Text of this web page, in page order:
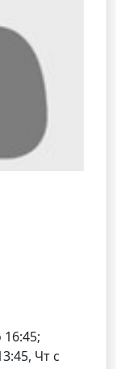
16:45;
Чт с